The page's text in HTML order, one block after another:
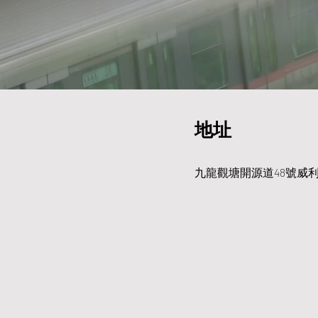
地址
九龍觀塘開源道48號威